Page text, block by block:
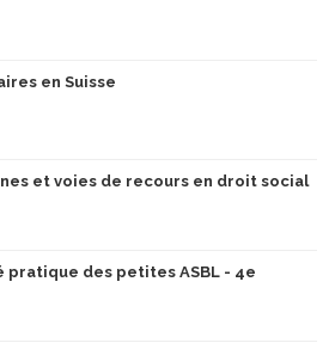
en Suisse
et voies de recours en droit social
pratique des petites ASBL - 4e